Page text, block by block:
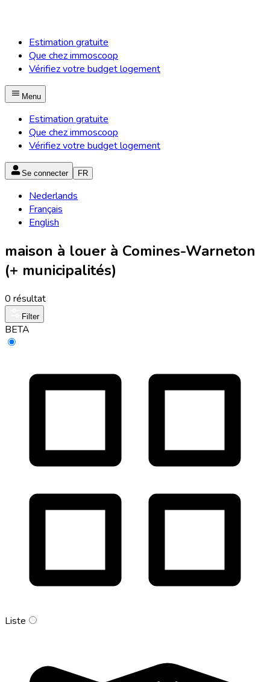
Estimation gratuite
Que chez immoscoop
Vérifiez votre budget logement
Menu
Estimation gratuite
Que chez immoscoop
Vérifiez votre budget logement
Se connecter FR
Nederlands
Français
English
maison à louer à Comines-Warneton
(+ municipalités)
0 résultat
Filter
BETA
Liste